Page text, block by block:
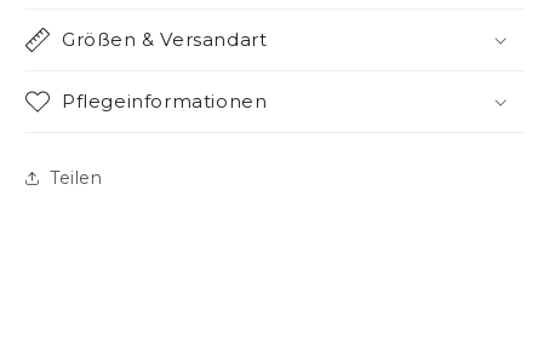
Größen & Versandart
Pflegeinformationen
Teilen